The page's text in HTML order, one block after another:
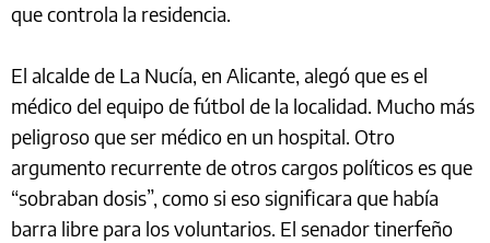
que controla la residencia.
El alcalde de La Nucía, en Alicante, alegó que es el
médico del equipo de fútbol de la localidad. Mucho más
peligroso que ser médico en un hospital. Otro
argumento recurrente de otros cargos políticos es que
“sobraban dosis”, como si eso significara que había
barra libre para los voluntarios. El senador tinerfeño